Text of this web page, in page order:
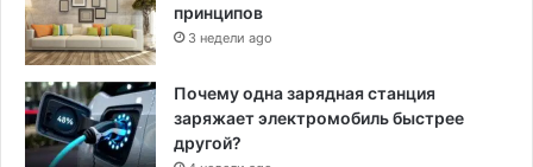
принципов
3 недели ago
Почему одна зарядная станция
заряжает электромобиль быстрее
другой?